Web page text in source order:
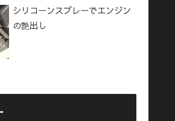
シリコーンスプレーでエンジン
の艶出し